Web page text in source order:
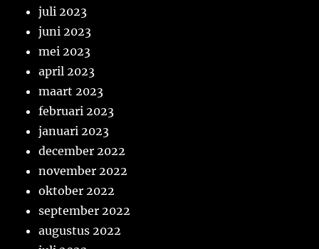
juli 2023
juni 2023
mei 2023
april 2023
maart 2023
februari 2023
januari 2023
december 2022
november 2022
oktober 2022
september 2022
augustus 2022